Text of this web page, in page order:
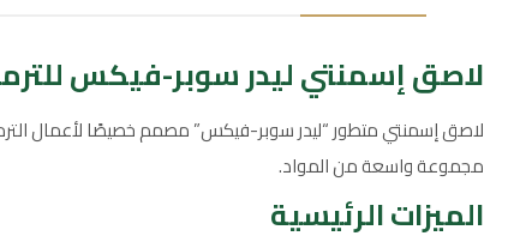
لاصق إسمنتي ليدر سوبر-فيكس للترميم
لاصق إسمنتي متطور “ليدر سوبر-فيكس” مصمم خصيصًا لأعمال الترميم
مجموعة واسعة من المواد.
الميزات الرئيسية